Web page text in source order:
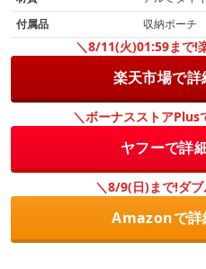
付属品
収納ポーチ
＼8/11(火)01:59まで!
楽天市場で詳
＼ボーナスストアPlus
ヤフーで詳
＼8/9(日)まで!ダ
Amazonで詳